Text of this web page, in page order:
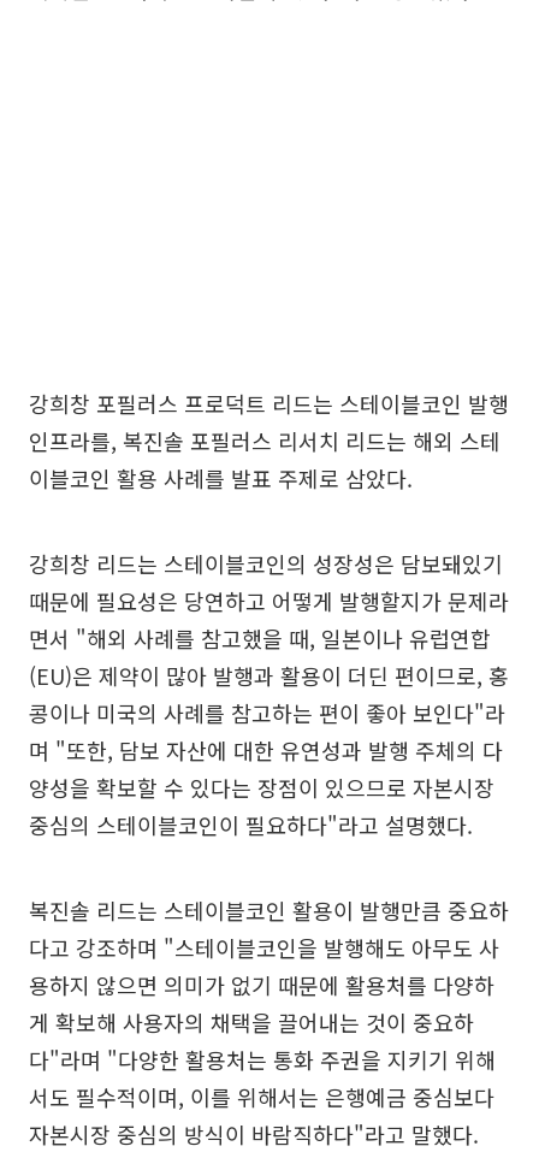
강희창 포필러스 프로덕트 리드는 스테이블코인 발행
인프라를, 복진솔 포필러스 리서치 리드는 해외 스테
이블코인 활용 사례를 발표 주제로 삼았다.
강희창 리드는 스테이블코인의 성장성은 담보돼있기
때문에 필요성은 당연하고 어떻게 발행할지가 문제라
면서 "해외 사례를 참고했을 때, 일본이나 유럽연합
(EU)은 제약이 많아 발행과 활용이 더딘 편이므로, 홍
콩이나 미국의 사례를 참고하는 편이 좋아 보인다"라
며 "또한, 담보 자산에 대한 유연성과 발행 주체의 다
양성을 확보할 수 있다는 장점이 있으므로 자본시장
중심의 스테이블코인이 필요하다"라고 설명했다.
복진솔 리드는 스테이블코인 활용이 발행만큼 중요하
다고 강조하며 "스테이블코인을 발행해도 아무도 사
용하지 않으면 의미가 없기 때문에 활용처를 다양하
게 확보해 사용자의 채택을 끌어내는 것이 중요하
다"라며 "다양한 활용처는 통화 주권을 지키기 위해
서도 필수적이며, 이를 위해서는 은행예금 중심보다
자본시장 중심의 방식이 바람직하다"라고 말했다.